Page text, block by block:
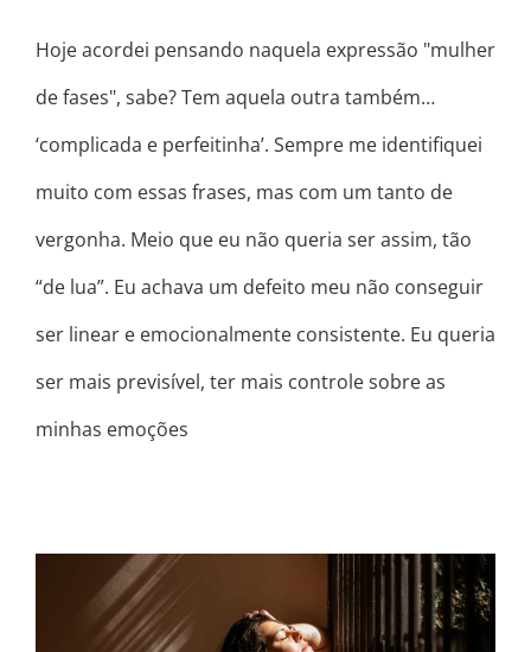
Hoje acordei pensando naquela expressão "mulher
de fases", sabe? Tem aquela outra também…
‘complicada e perfeitinha’. Sempre me identifiquei
muito com essas frases, mas com um tanto de
vergonha. Meio que eu não queria ser assim, tão
“de lua”. Eu achava um defeito meu não conseguir
ser linear e emocionalmente consistente. Eu queria
ser mais previsível, ter mais controle sobre as
minhas emoções